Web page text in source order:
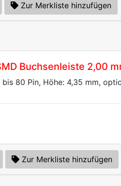
Zur Merkliste hinzufügen
Buchsenleiste 2,00
bis 80 Pin, Höhe: 4,35 mm,
Zur Merkliste hinzufügen